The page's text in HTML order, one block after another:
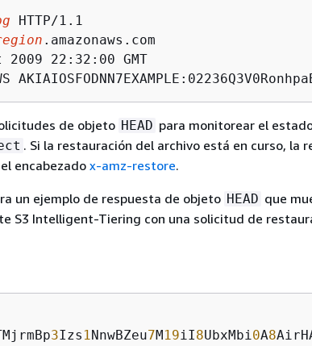
HTTP/1.1
.amazonaws.com
22:32:00 GMT
de objeto HEAD para monitorear el
. Si la restauración del archivo está en curso, la
encabezado x-amz-restore.
un ejemplo de respuesta de objeto HEAD que
S3 Intelligent-Tiering con una solicitud de
3Izs 1NnwBZeu7M19iI8UbxMbi0A8